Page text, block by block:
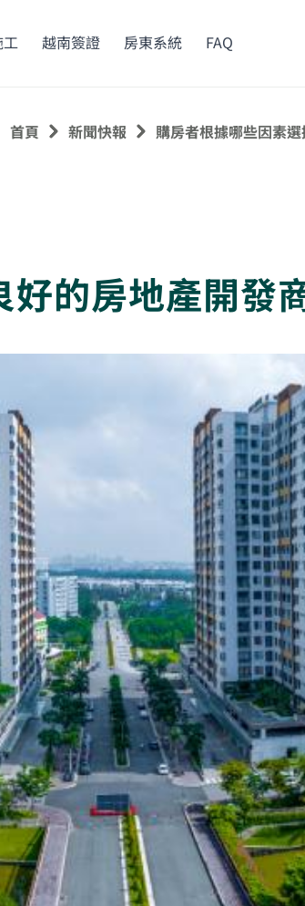
越南簽證 房東系統 FAQ
首頁 新聞快報 購房者根據哪些因素
的房地產開發